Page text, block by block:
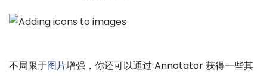
不局限于图片增强，你还可以通过 Annotator 获得一些其